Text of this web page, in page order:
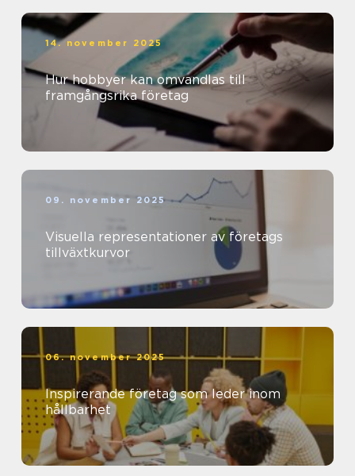
14. november 2025
Hur hobbyer kan omvandlas till
framgångsrika företag
09. november 2025
Visuella representationer av företags
tillväxtkurvor
06. november 2025
Inspirerande företag som leder inom
hållbarhet